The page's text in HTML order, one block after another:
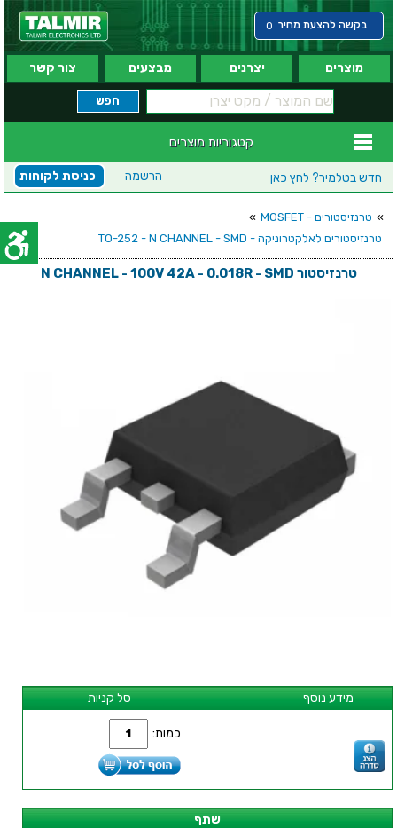
בקשה להצעת מחיר 0
מוצרים יצרנים מבצעים צור קשר
קטגוריות מוצרים
חדש בטלמיר? לחץ כאן כניסת לקוחות הרשמה
» טרנזיסטורים - MOSFET
»
טרנזיסטורים לאלקטרוניקה - TO-252 - N CHANNEL - SMD
טרנזיסטור N CHANNEL - 100V 42A - 0.018R - SMD
סל קניות מידע נוסף
כמות:
שתף